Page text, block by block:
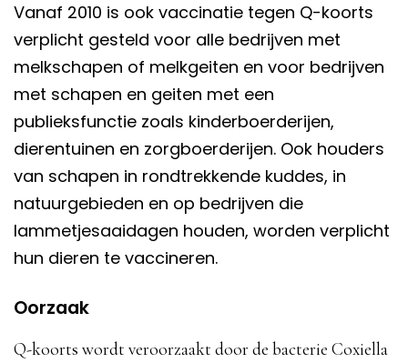
Vanaf 2010 is ook vaccinatie tegen Q-koorts
verplicht gesteld voor alle bedrijven met
melkschapen of melkgeiten en voor bedrijven
met schapen en geiten met een
publieksfunctie zoals kinderboerderijen,
dierentuinen en zorgboerderijen. Ook houders
van schapen in rondtrekkende kuddes, in
natuurgebieden en op bedrijven die
lammetjesaaidagen houden, worden verplicht
hun dieren te vaccineren.
Oorzaak
Q-koorts wordt veroorzaakt door de bacterie Coxiella